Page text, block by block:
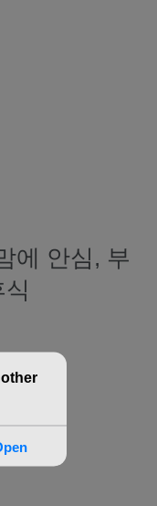
에 안심, 부